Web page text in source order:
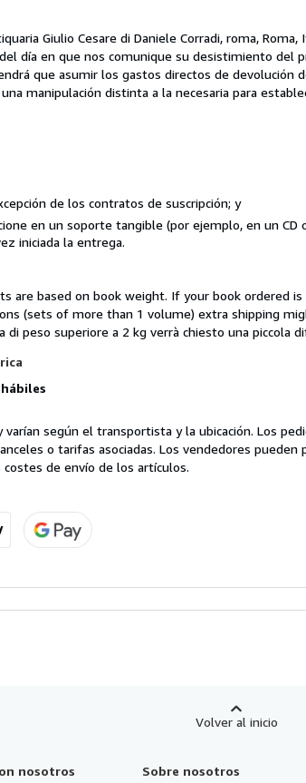
Giulio Cesare di Daniele Corradi, roma,
día en que nos comunique su desistimiento del
que asumir los gastos directos de devolución
manipulación distinta a la necesaria para
de los contratos de suscripción; y
en un soporte tangible (por ejemplo, en un CD
iniciada la entrega.
are based on book weight. If your book ordered
(sets of more than 1 volume) extra shipping
peso superiore a 2 kg verrà chiesto una piccola
según el transportista y la ubicación. Los
o tarifas asociadas. Los vendedores
de envío de los artículos.
Volver al inicio
nosotros Sobre nosotros